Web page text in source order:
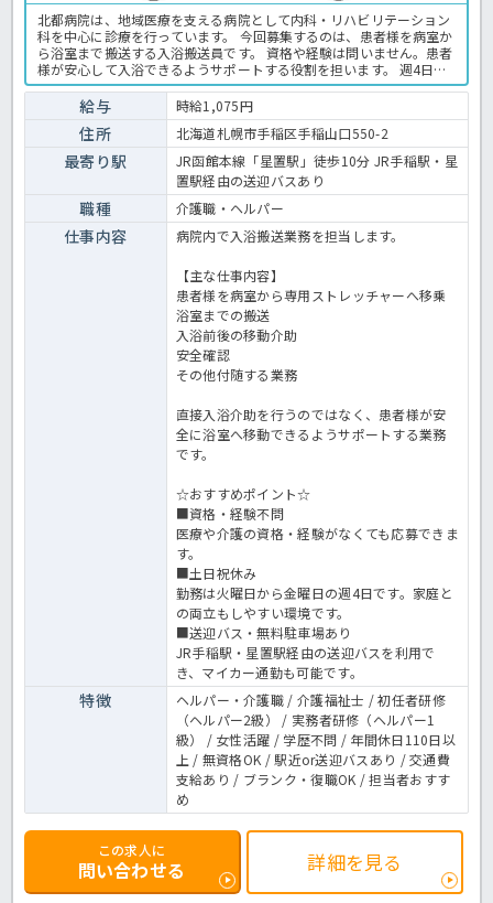
北都病院は、地域医療を支える病院として内科・リハビリテーション
科を中心に診療を行っています。 今回募集するのは、患者様を病室か
ら浴室まで搬送する入浴搬送員です。 資格や経験は問いません。患者
様が安心して入浴できるようサポートする役割を担います。 週4日・9
時から16時までの勤務で、土日祝休みのため、家庭やプライベートと
の両立を目指したい方にもおすすめです。 病院での入浴業務全般で
す。 ＜介護職 パート 病院の入浴搬送員求人＞
給与 時給1,075円
住所 北海道札幌市手稲区手稲山口550-2
最寄り駅
JR函館本線「星置駅」徒歩10分 JR手稲駅・星
置駅経由の送迎バスあり
職種 介護職・ヘルパー
仕事内容 病院内で入浴搬送業務を担当します。
【主な仕事内容】
患者様を病室から専用ストレッチャーへ移乗
浴室までの搬送
入浴前後の移動介助
安全確認
その他付随する業務
直接入浴介助を行うのではなく、患者様が安
全に浴室へ移動できるようサポートする業務
です。
☆おすすめポイント☆
■資格・経験不問
医療や介護の資格・経験がなくても応募できま
す。
■土日祝休み
勤務は火曜日から金曜日の週4日です。家庭と
の両立もしやすい環境です。
■送迎バス・無料駐車場あり
JR手稲駅・星置駅経由の送迎バスを利用で
き、マイカー通勤も可能です。
特徴
ヘルパー・介護職 / 介護福祉士 / 初任者研修
（ヘルパー2級） / 実務者研修（ヘルパー1
級） / 女性活躍 / 学歴不問 / 年間休日110日以
上 / 無資格OK / 駅近or送迎バスあり / 交通費
支給あり / ブランク・復職OK / 担当者おすす
め
この求人に
問い合わせる 詳細を見る